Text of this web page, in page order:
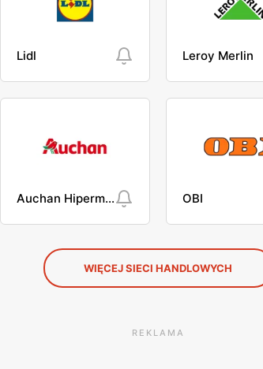
Lidl Leroy Merlin
Auchan Hipermarket OBI
WIĘCEJ SIECI HANDLOWYCH
REKLAMA